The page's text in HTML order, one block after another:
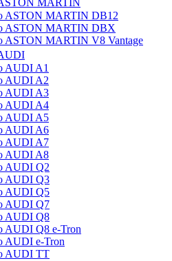
MARTIN
ASTON MARTIN DB12
ASTON MARTIN DBX
ASTON MARTIN V8 Vantage
AUDI A1
AUDI A2
AUDI A3
AUDI A4
AUDI A5
AUDI A6
AUDI A7
AUDI A8
AUDI Q2
AUDI Q3
AUDI Q5
AUDI Q7
AUDI Q8
AUDI Q8 e-Tron
AUDI e-Tron
AUDI TT